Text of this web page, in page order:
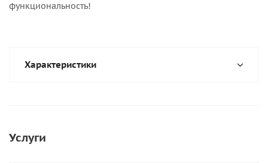
функциональность!
Характеристики
Услуги